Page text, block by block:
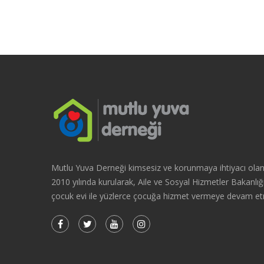
Mutlu Yuva Derneği kimsesiz ve korunmaya ihtiyacı
2010 yılında kurularak, Aile ve Sosyal Hizmetler
çocuk evi ile yüzlerce çocuğa hizmet vermeye devam